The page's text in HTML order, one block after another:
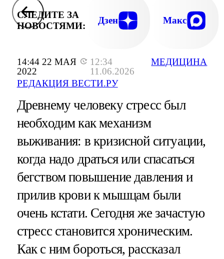
14:44 22 МАЯ
2022
12:34
11.06.2026
РЕДАКЦИЯ ВЕСТИ.РУ
МЕДИЦИНА
СЛЕДИТЕ ЗА
НОВОСТЯМИ:
Дзен Макс
Древнему человеку стресс был
необходим как механизм
выживания: в кризисной ситуации,
когда надо драться или спасаться
бегством повышение давления и
прилив крови к мышцам были
очень кстати. Сегодня же зачастую
стресс становится хроническим.
Как с ним бороться, рассказал